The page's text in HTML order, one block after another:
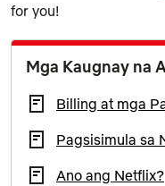
for you!
Mga Kaugnay na
Billing at mga
Pagsisimula sa
Ano ang Netflix?